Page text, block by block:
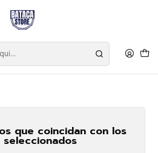
Marcas
que coincidan con los